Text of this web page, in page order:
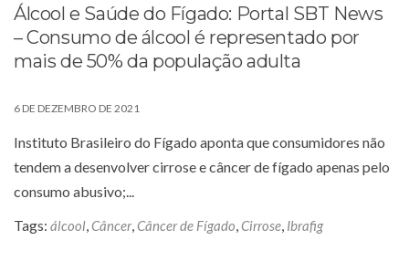
Álcool e Saúde do Fígado: Portal SBT News
– Consumo de álcool é representado por
mais de 50% da população adulta
6 DE DEZEMBRO DE 2021
Instituto Brasileiro do Fígado aponta que consumidores não
tendem a desenvolver cirrose e câncer de fígado apenas pelo
consumo abusivo;...
Tags: álcool,Câncer,Câncer de Fígado,Cirrose, Ibrafig